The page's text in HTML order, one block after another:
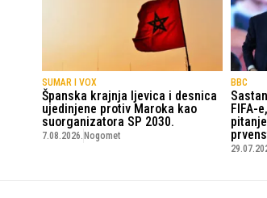
SUMAR I VOX
Španska krajnja ljevica i desnica
ujedinjene protiv Maroka kao
suorganizatora SP 2030.
7.08.2026. Nogomet
BBC
FIFA-